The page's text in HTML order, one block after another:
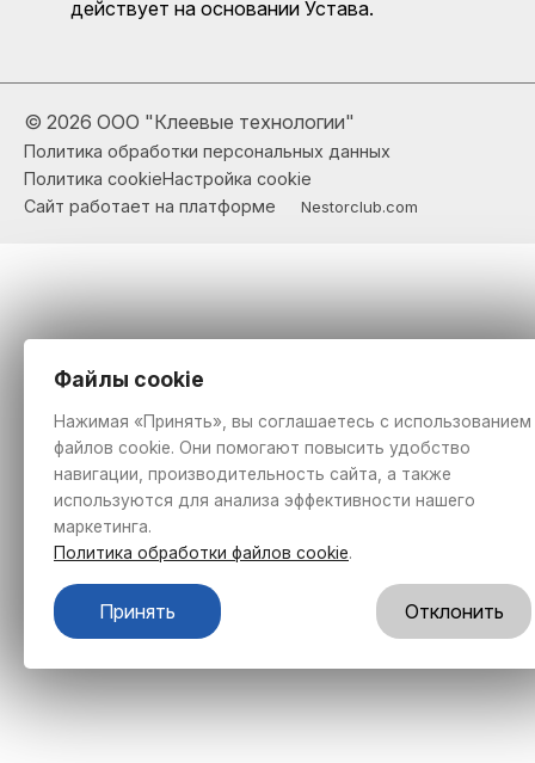
действует на основании Устава.
© 2026 ООО "Клеевые технологии"
Политика обработки персональных данных
Политика cookieНастройка cookie
Сайт работает на платформе
Nestorclub.com
Файлы cookie
Нажимая «Принять», вы соглашаетесь с использованием
файлов cookie. Они помогают повысить удобство
навигации, производительность сайта, а также
используются для анализа эффективности нашего
маркетинга.
Политика обработки файлов cookie.
Принять Отклонить